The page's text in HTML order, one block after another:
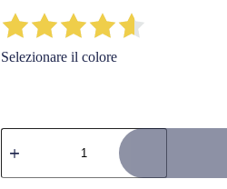
Selezionare il colore
Penna
Elegante
quantità